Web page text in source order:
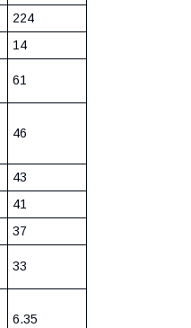
224
14
61
46
43
41
37
33
6.35